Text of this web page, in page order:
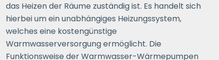
das Heizen der Räume zuständig ist. Es handelt sich
hierbei um ein unabhängiges Heizungssystem,
welches eine kostengünstige
Warmwasserversorgung ermöglicht. Die
Funktionsweise der Warmwasser-Wärmepumpen